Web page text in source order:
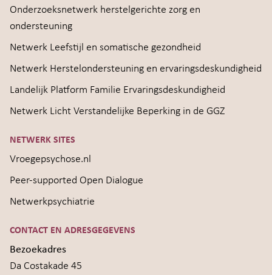
Onderzoeksnetwerk herstelgerichte zorg en
ondersteuning
Netwerk Leefstijl en somatische gezondheid
Netwerk Herstelondersteuning en ervaringsdeskundigheid
Landelijk Platform Familie Ervaringsdeskundigheid
Netwerk Licht Verstandelijke Beperking in de GGZ
NETWERK SITES
Vroegepsychose.nl
Peer-supported Open Dialogue
Netwerkpsychiatrie
CONTACT EN ADRESGEGEVENS
Bezoekadres
Da Costakade 45